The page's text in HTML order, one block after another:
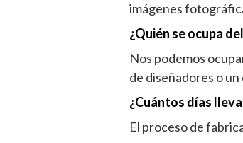
imágenes
¿Quién se ocupa
Nos podemos
de diseñadores o
¿Cuántos días
El proceso de